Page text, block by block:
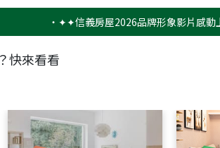
✦✦信義房屋2026品牌形象影片感動上映✦✦
快來看看